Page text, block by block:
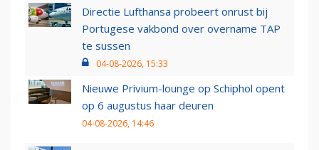
Directie Lufthansa probeert onrust bij
Portugese vakbond over overname TAP
te sussen
04-08-2026, 15:33
Nieuwe Privium-lounge op Schiphol opent
op 6 augustus haar deuren
04-08-2026, 14:46